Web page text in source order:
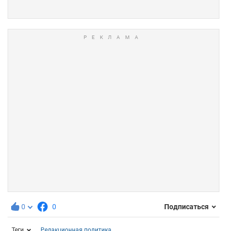
0 0 Подписаться